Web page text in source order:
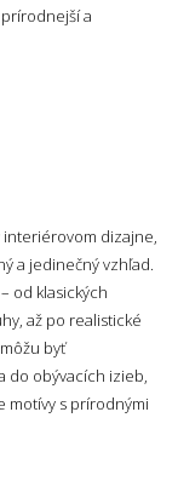
a
dizajne,
a jedinečný vzhľad.
od klasických
až po realistické
byť
do obývacích izieb,
motívy s prírodnými